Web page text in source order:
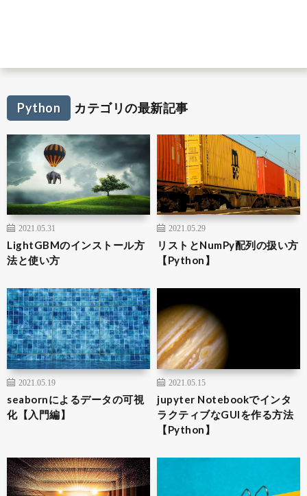
Python カテゴリの最新記事
2021.05.31
LightGBMのインストール方
法と使い方
2021.05.29
リストとNumPy配列の扱い方
【Python】
2021.05.19
seabornによるデータの可視
化【入門編】
2021.05.15
jupyter Notebookでインタ
ラクティブなGUIを作る方法
【Python】